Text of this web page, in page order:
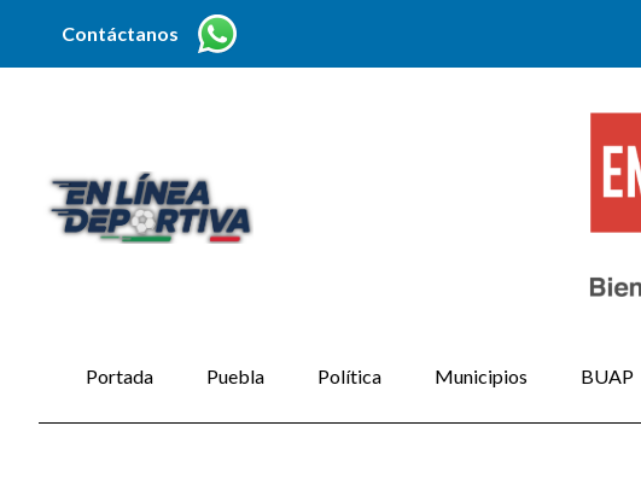
Contáctanos
Portada Puebla Política Municipios BUAP